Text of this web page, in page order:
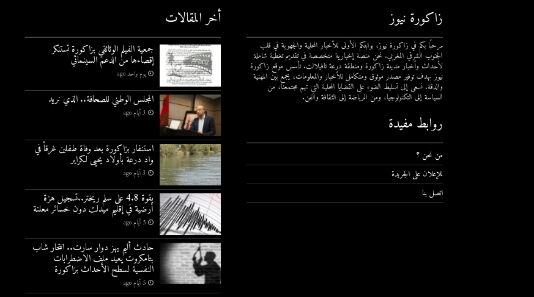
زاكورة نيوز
مرحبًا بكم في زاكورة نيوز، بوابتكم الأولى للأخبار المحلية والجهوية في قلب
الجنوب الشرقي المغربي. نحن منصة إخبارية متخصصة في تقديم تغطية شاملة
لأحداث وأخبار مدينة زاكورة ومنطقة درعة تافيلالت. تأسس موقع زاكورة
نيوز بهدف توفير مصدر موثوق ومتكامل للأخبار والمعلومات، يجمع بين المهنية
والدقة. نسعى إلى تسليط الضوء على القضايا المحلية التي تهم مجتمعنا، من
السياسة إلى التكنولوجيا، ومن الرياضة إلى الثقافة والفن.
روابط مفيدة
من نحن ؟
للإعلان على الجريدة
اتصل بنا
أخر المقالات
جمعية الفيلم الوثائقي بزاكورة تستنكر
إقصاءها من الدعم السينمائي
يوم واحد ago
المجلس الوطني للصحافة.. الذي نريد
3 أيام ago
استنفار بزاكورة بعد وفاة طفلين غرقاً في
واد درعة بأولاد يحيى لكراير
3 أيام ago
بقوة 4.8 على سلم ريختر..تسجيل هزة
أرضية في إقليم ميدلت دون خسائر معلنة
5 أيام ago
حادث أليم يهز دوار سارت.. انتحار شاب
بتامكروت يعيد ملف الاضطرابات
النفسية لسطح الأحداث بزاكورة
5 أيام ago